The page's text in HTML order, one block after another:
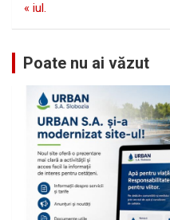
« iul.
Poate nu ai văzut